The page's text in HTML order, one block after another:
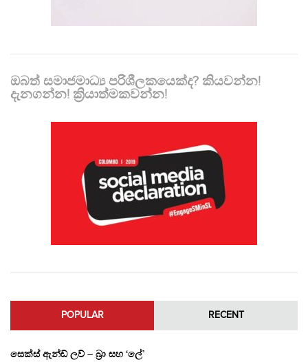
ඔබත් සමාජමාධ්‍ය පරිශීලකයෙක්ද? කියවන්න!
දැනගන්න! ක්‍රියාත්මකවන්න!
POPULAR RECENT
සෙක්ස් ඇන්ඩ් ලව් – බ්‍රා සහ ‘ලේ’